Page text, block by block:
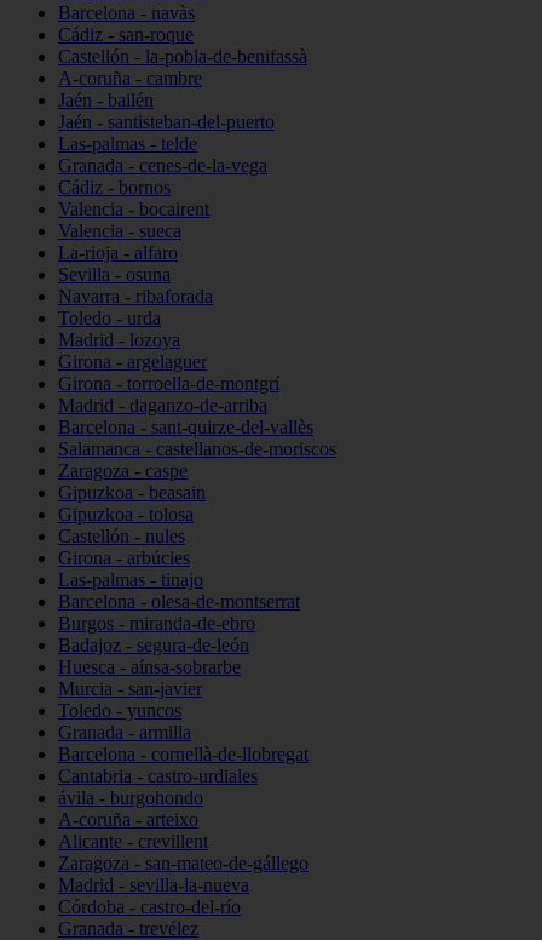
Barcelona - navàs
Cádiz - san-roque
Castellón - la-pobla-de-benifassà
A-coruña - cambre
Jaén - bailén
Jaén - santisteban-del-puerto
Las-palmas - telde
Granada - cenes-de-la-vega
Cádiz - bornos
Valencia - bocairent
Valencia - sueca
La-rioja - alfaro
Sevilla - osuna
Navarra - ribaforada
Toledo - urda
Madrid - lozoya
Girona - argelaguer
Girona - torroella-de-montgrí
Madrid - daganzo-de-arriba
Barcelona - sant-quirze-del-vallès
Salamanca - castellanos-de-moriscos
Zaragoza - caspe
Gipuzkoa - beasain
Gipuzkoa - tolosa
Castellón - nules
Girona - arbúcies
Las-palmas - tinajo
Barcelona - olesa-de-montserrat
Burgos - miranda-de-ebro
Badajoz - segura-de-león
Huesca - aínsa-sobrarbe
Murcia - san-javier
Toledo - yuncos
Granada - armilla
Barcelona - cornellà-de-llobregat
Cantabria - castro-urdiales
ávila - burgohondo
A-coruña - arteixo
Alicante - crevillent
Zaragoza - san-mateo-de-gállego
Madrid - sevilla-la-nueva
Córdoba - castro-del-río
Granada - trevélez